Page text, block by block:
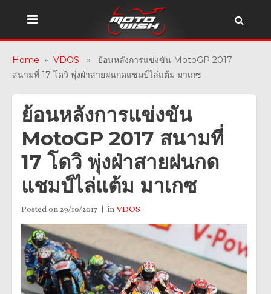
Home » VDOS » ย้อนหลังการแข่งขัน MotoGP 2017
สนามที่ 17 โดวิ พุ่งฝ่าสายฝนกดแชมป์ไล่แต้ม มาเกซ
ย้อนหลังการแข่งขัน
MotoGP 2017 สนามที่
17 โดวิ พุ่งฝ่าสายฝนกด
แชมป์ไล่แต้ม มาเกซ
Posted on 29/10/2017 inVDOS